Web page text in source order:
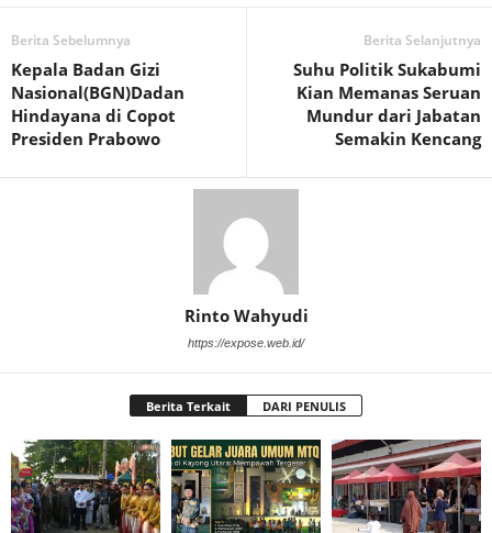
Berita Sebelumnya
Kepala Badan Gizi
Nasional(BGN)Dadan
Hindayana di Copot
Presiden Prabowo
Berita Selanjutnya
Suhu Politik Sukabumi
Kian Memanas Seruan
Mundur dari Jabatan
Semakin Kencang
Rinto Wahyudi
https://expose.web.id/
Berita Terkait DARI PENULIS